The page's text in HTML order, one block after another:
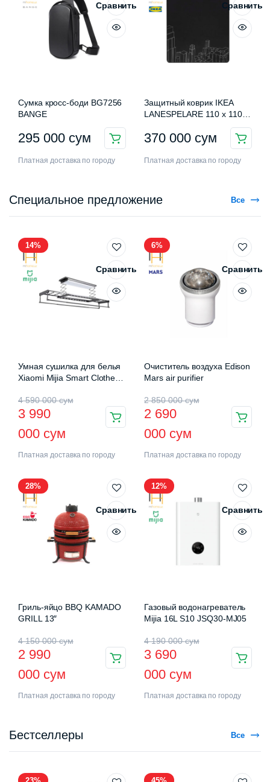
Сравнить
Сумка кросс-боди BG7256
BANGE
295 000 сум
Платная доставка по городу
Сравнить
Защитный коврик IKEA
LANESPELARE 110 x 110
370 000 сум
Платная доставка по городу
Специальное предложение Все
14%
Сравнить
Умная сушилка для белья
Xiaomi Mijia Smart Clothes
4 590 000сум
3 990
000 сум
Платная доставка по городу
6%
Сравнить
Очиститель воздуха Edison
Mars air purifier
2 850 000сум
2 690
000 сум
Платная доставка по городу
28%
Сравнить
Гриль-яйцо BBQ KAMADO
GRILL 13″
4 150 000сум
2 990
000 сум
Платная доставка по городу
12%
Сравнить
Газовый водонагреватель
Mijia 16L S10 JSQ30-MJ05
4 190 000сум
3 690
000 сум
Платная доставка по городу
Бестселлеры Все
23% 45%